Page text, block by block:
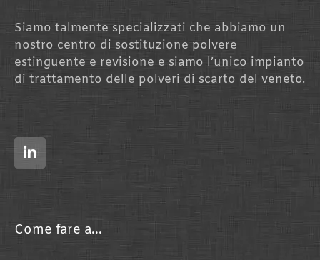
Siamo talmente specializzati che abbiamo un
nostro centro di sostituzione polvere
estinguente e revisione e siamo l’unico impianto
di trattamento delle polveri di scarto del veneto.
n
k
n
Come fare a...